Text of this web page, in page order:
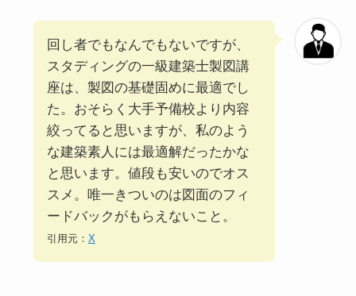
回し者でもなんでもないですが、
スタディングの一級建築士製図講
座は、製図の基礎固めに最適でし
た。おそらく大手予備校より内容
絞ってると思いますが、私のよう
な建築素人には最適解だったかな
と思います。値段も安いのでオス
スメ。唯一きついのは図面のフィ
ードバックがもらえないこと。
引用元： X